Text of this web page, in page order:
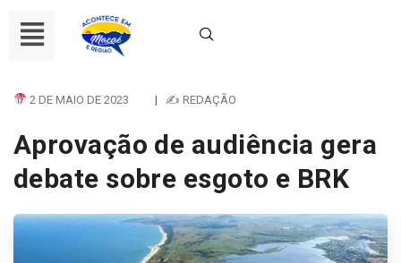
2 DE MAIO DE 2023 | ✍ REDAÇÃO
Aprovação de audiência gera
debate sobre esgoto e BRK